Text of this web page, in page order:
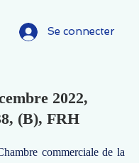
Se connecter
2022,
, (B), FRH
commerciale de la